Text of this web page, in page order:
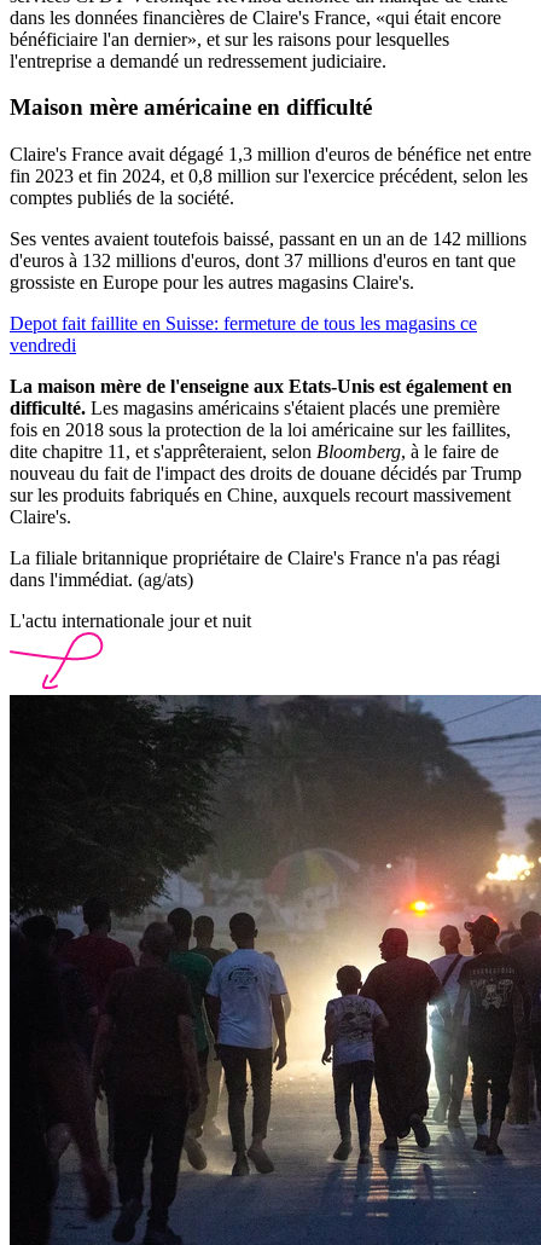
dans les données financières de Claire's France, «qui était encore
bénéficiaire l'an dernier», et sur les raisons pour lesquelles
l'entreprise a demandé un redressement judiciaire.
Maison mère américaine en difficulté
Claire's France avait dégagé 1,3 million d'euros de bénéfice net entre
fin 2023 et fin 2024, et 0,8 million sur l'exercice précédent, selon les
comptes publiés de la société.
Ses ventes avaient toutefois baissé, passant en un an de 142 millions
d'euros à 132 millions d'euros, dont 37 millions d'euros en tant que
grossiste en Europe pour les autres magasins Claire's.
Depot fait faillite en Suisse: fermeture de tous les magasins ce
vendredi
La maison mère de l'enseigne aux Etats-Unis est également en
difficulté. Les magasins américains s'étaient placés une première
fois en 2018 sous la protection de la loi américaine sur les faillites,
dite chapitre 11, et s'apprêteraient, selon Bloomberg, à le faire de
nouveau du fait de l'impact des droits de douane décidés par Trump
sur les produits fabriqués en Chine, auxquels recourt massivement
Claire's.
La filiale britannique propriétaire de Claire's France n'a pas réagi
dans l'immédiat. (ag/ats)
L'actu internationale jour et nuit